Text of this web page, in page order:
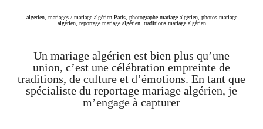
algerien, mariages / mariage algérien Paris, photographe mariage algérien, photos mariage
algérien, reportage mariage algérien, traditions mariage algérien
Un mariage algérien est bien plus qu’une
union, c’est une célébration empreinte de
traditions, de culture et d’émotions. En tant que
spécialiste du reportage mariage algérien, je
m’engage à capturer